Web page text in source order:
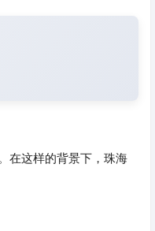
在这样的背景下，珠海